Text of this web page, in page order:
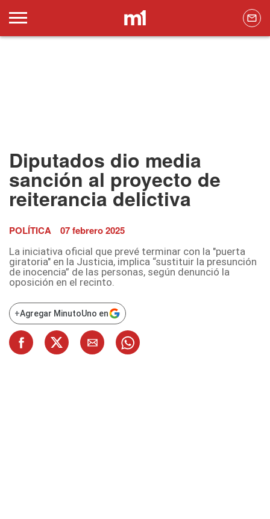
Diputados dio media
sanción al proyecto de
reiterancia delictiva
POLÍTICA 07 febrero 2025
La iniciativa oficial que prevé terminar con la "puerta
giratoria" en la Justicia, implica “sustituir la presunción
de inocencia” de las personas, según denunció la
oposición en el recinto.
+Agregar MinutoUno en